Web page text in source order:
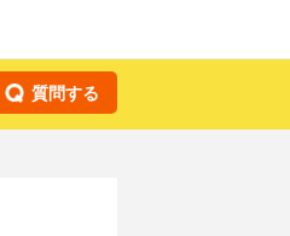
質問する